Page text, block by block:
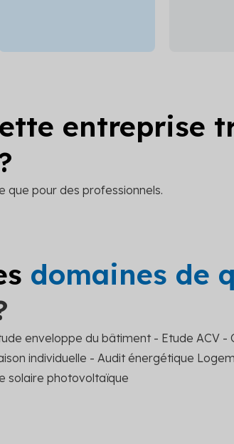
entreprise
que pour des professionnels.
domaines de
enveloppe du bâtiment - Etude ACV
individuelle - Audit énergétique
solaire photovoltaïque